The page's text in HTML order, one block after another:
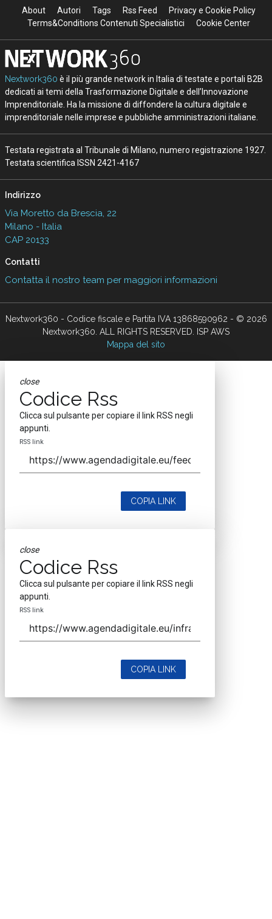
About Autori Tags Rss Feed
Privacy e Cookie Policy
Terms&Conditions Contenuti Specialistici
Cookie Center
Nextwork360 è il più grande network in Italia di testate e portali B2B
dedicati ai temi della Trasformazione Digitale e dell’Innovazione
Imprenditoriale. Ha la missione di diffondere la cultura digitale e
imprenditoriale nelle imprese e pubbliche amministrazioni italiane.
Testata registrata al Tribunale di Milano, numero registrazione 1927.
Testata scientifica ISSN 2421-4167
Indirizzo
Via Moretto da Brescia, 22
Milano - Italia
CAP 20133
Contatti
Contatta il nostro team per maggiori informazioni
Nextwork360 - Codice fiscale e Partita IVA 13868590962 - © 2026
Nextwork360. ALL RIGHTS RESERVED. ISP AWS
Mappa del sito
close
Codice Rss
Clicca sul pulsante per copiare il link RSS negli
appunti.
RSS link
COPIA LINK
close
Codice Rss
Clicca sul pulsante per copiare il link RSS negli
appunti.
RSS link
COPIA LINK